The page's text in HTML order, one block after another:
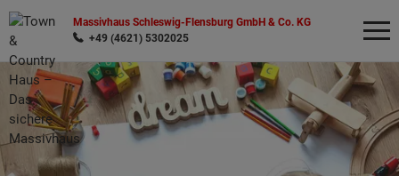
Massivhaus Schleswig-Flensburg GmbH & Co. KG
+49 (4621) 5302025
Wonach möchten Sie suchen?